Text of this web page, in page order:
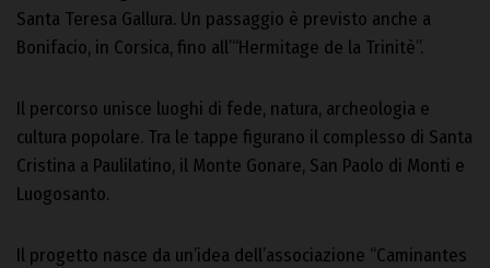
Santa Teresa Gallura. Un passaggio è previsto anche a
Bonifacio, in Corsica, fino all’“Hermitage de la Trinitè”.
Il percorso unisce luoghi di fede, natura, archeologia e
cultura popolare. Tra le tappe figurano il complesso di Santa
Cristina a Paulilatino, il Monte Gonare, San Paolo di Monti e
Luogosanto.
Il progetto nasce da un’idea dell’associazione “Caminantes